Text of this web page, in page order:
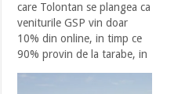
care Tolontan se plangea ca
veniturile GSP vin doar
10% din online, in timp ce
90% provin de la tarabe, in
conditiile in care vanzarile